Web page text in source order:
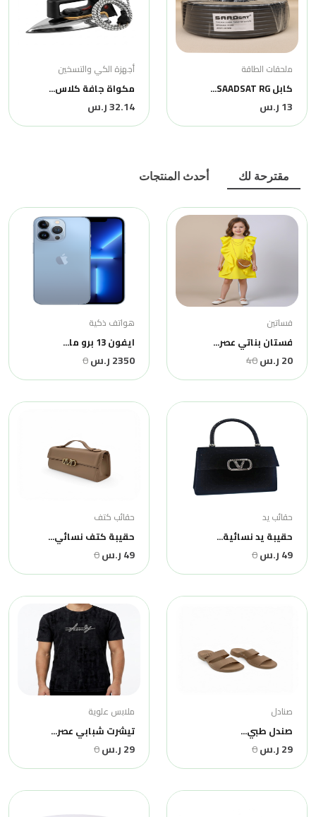
ملحقات الطاقة
كابل SAADSAT RG...
13 ر.س
أجهزة الكي والتسخين
مكواة جافة كلاس...
32.14 ر.س
مقترحة لك أحدث المنتجات
فساتين
فستان بناتي عصر...
20 ر.س 40
هواتف ذكية
ايفون 13 برو ما...
2350 ر.س 0
حقائب يد
حقيبة يد نسائية...
49 ر.س 0
حقائب كتف
حقيبة كتف نسائي...
49 ر.س 0
صنادل
صندل طبي...
29 ر.س 0
ملابس علوية
تيشرت شبابي عصر...
29 ر.س 0